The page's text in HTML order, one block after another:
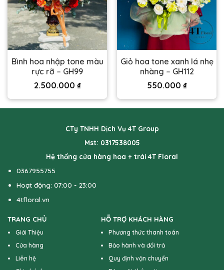
Bình hoa nhập tone màu
rực rỡ – GH99
2.500.000 ₫
Giỏ hoa tone xanh lá nhẹ
nhàng – GH112
550.000 ₫
CTy TNHH Dịch Vụ 4T Group
Mst: 0317538005
Hệ thống cửa hàng hoa + trái 4T Floral
0367955755
Hoạt động: 07:00 - 23:00
4tfloral.vn
TRANG CHỦ
Giới Thiệu
Cửa hàng
Liên hệ
HỖ TRỢ KHÁCH HÀNG
Phương thức thanh toán
Bảo hành và đổi trả
Quy định vận chuyển